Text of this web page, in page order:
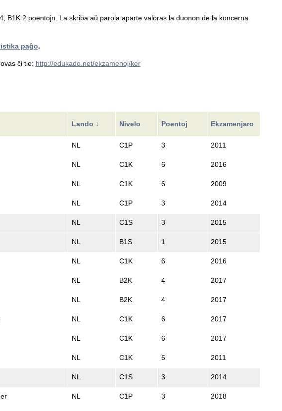
B1K 2 poentojn. La skriba aŭ parola aparte valoras la duonon de la koncerna
paĝo.
ĉi tie: http://edukado.net/ekzamenoj/ker
Lando ↓ Nivelo Poentoj Ekzamenjaro
NL C1P 3 2011
NL C1K 6 2016
NL C1K 6 2009
NL C1P 3 2014
NL C1S 3 2015
NL B1S 1 2015
NL C1K 6 2016
NL B2K 4 2017
NL B2K 4 2017
NL C1K 6 2017
NL C1K 6 2017
NL C1K 6 2011
NL C1S 3 2014
NL C1P 3 2018